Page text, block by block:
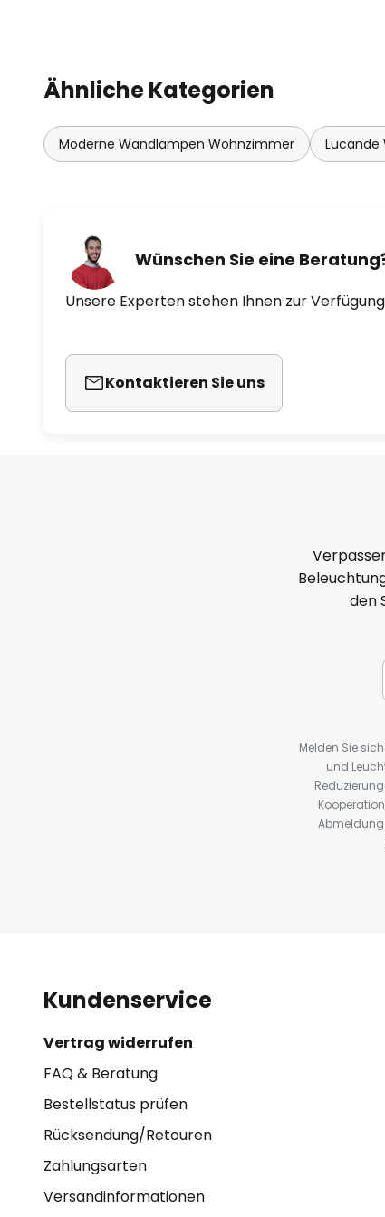
Ähnliche Kategorien
Moderne Wandlampen Wohnzimmer Lucande
Wünschen Sie eine
Unsere Experten stehen Ihnen zur
Kontaktieren Sie uns
den
Melden Sie
und
Abmeldung
Kundenservice
Vertrag widerrufen
FAQ & Beratung
Bestellstatus prüfen
Rücksendung/Retouren
Zahlungsarten
Versandinformationen